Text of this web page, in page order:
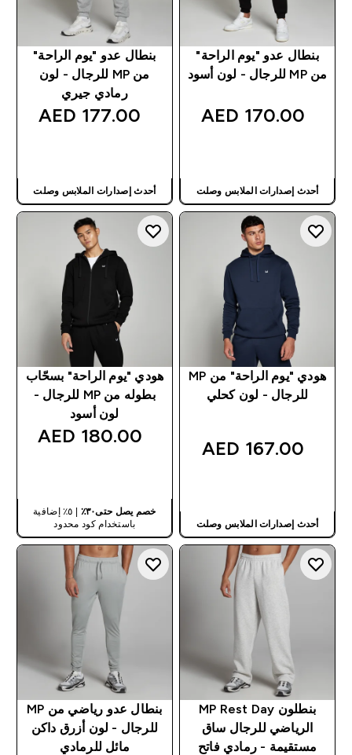
بنطال عدو "يوم الراحة"
من MP للرجال - لون أسود
170.00 AED‎
أحدث إصدارات الملابس وصلت
بنطال عدو "يوم الراحة"
من MP للرجال - لون
رمادي جيري
177.00 AED‎
أحدث إصدارات الملابس وصلت
هودي "يوم الراحة" من MP
للرجال - لون كحلي
167.00 AED‎
أحدث إصدارات الملابس وصلت
هودي "يوم الراحة" بسحّاب
بطوله من MP للرجال -
لون أسود
180.00 AED‎
خصم يصل حتى٣٠٪
| ٥٪ إضافية
باستخدام كود محدود
بنطلون MP Rest Day
الرياضي للرجال ساق
مستقيمة - رمادي فاتح
بنطال عدو رياضي من MP
للرجال - لون أزرق داكن
مائل للرمادي